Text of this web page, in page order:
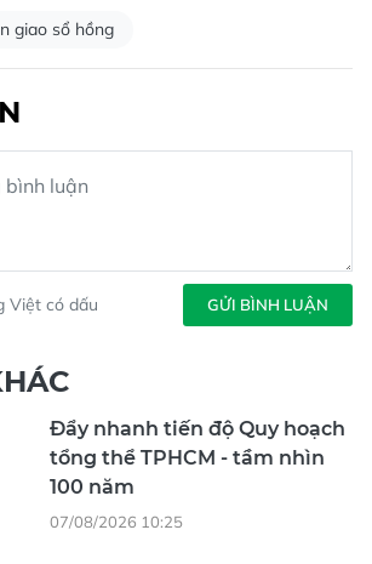
giao sổ hồng
Việt có dấu GỬI BÌNH LUẬN
Đẩy nhanh tiến độ Quy hoạch
tổng thể TPHCM - tầm nhìn
100 năm
07/08/2026 10:25